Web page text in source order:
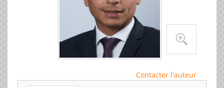
Contacter l'auteur